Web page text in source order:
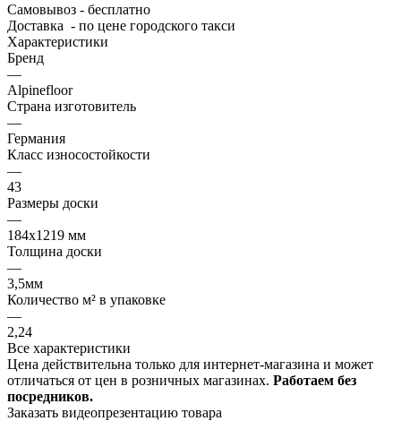
Самовывоз - бесплатно
Доставка - по цене городского такси
Характеристики
Бренд
—
Alpinefloor
Страна изготовитель
—
Германия
Класс износостойкости
—
43
Размеры доски
—
184х1219 мм
Толщина доски
—
3,5мм
Количество м² в упаковке
—
2,24
Все характеристики
Цена действительна только для интернет-магазина и может
отличаться от цен в розничных магазинах. Работаем без
посредников.
Заказать видеопрезентацию товара